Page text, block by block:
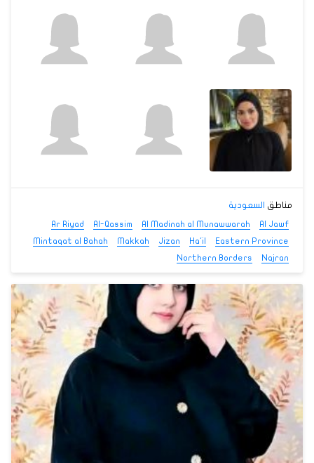
مناطق السعودية
Al Jawf
Al Madinah al Munawwarah
Al-Qassim
Ar Riyad
Eastern Province
Ha'il
Jizan
Makkah
Mintaqat al Bahah
Najran
Northern Borders